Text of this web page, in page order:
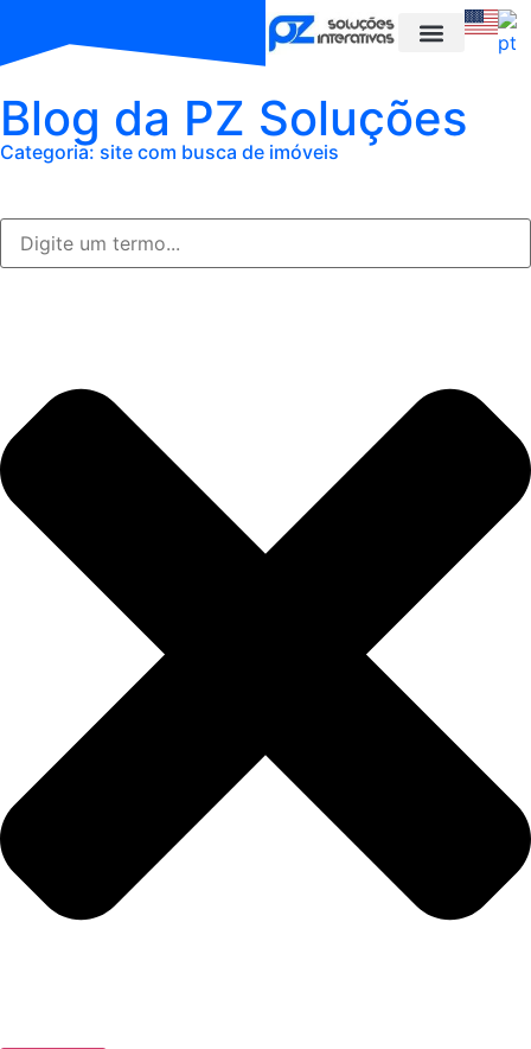
Blog da PZ Soluções
Categoria: site com busca de imóveis